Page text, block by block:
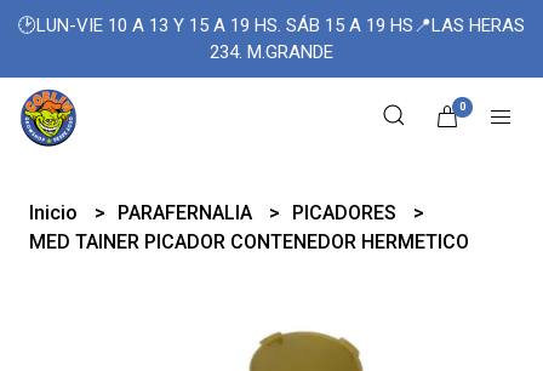
🕑LUN-VIE 10 A 13 Y 15 A 19 HS. SÁB 15 A 19 HS📍LAS HERAS
234. M.GRANDE
0
Inicio PARAFERNALIA
PICADORES
MED TAINER PICADOR CONTENEDOR HERMETICO